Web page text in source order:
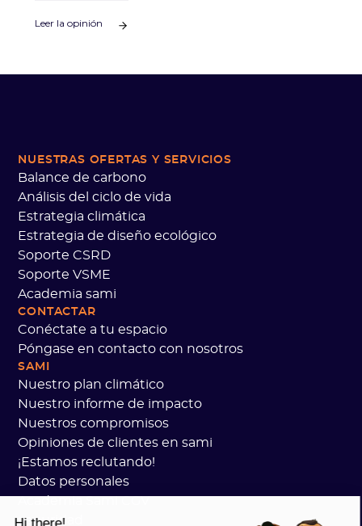
Leer la opinión
NUESTRAS OFERTAS Y SERVICIOS
Balance de carbono
Análisis del ciclo de vida
Estrategia climática
Estrategia de diseño ecológico
Soporte CSRD
Soporte VSME
Academia sami
CONTACTAR
Conéctate a tu espacio
Póngase en contacto con nosotros
SAMI
Nuestro plan climático
Nuestro informe de impacto
Nuestros compromisos
Opiniones de clientes en sami
¡Estamos reclutando!
Datos personales
seguridad
Hi there!